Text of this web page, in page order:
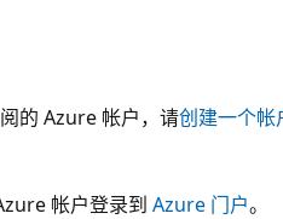
的 Azure 帐户，请创建一个帐
帐户登录到 Azure 门户。